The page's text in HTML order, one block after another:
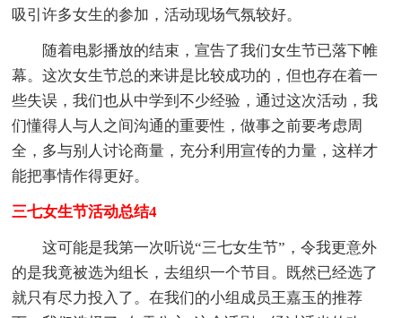
吸引许多女生的参加，活动现场气氛较好。
随着电影播放的结束，宣告了我们女生节已落下帷
幕。这次女生节总的来讲是比较成功的，但也存在着一
些失误，我们也从中学到不少经验，通过这次活动，我
们懂得人与人之间沟通的重要性，做事之前要考虑周
全，多与别人讨论商量，充分利用宣传的力量，这样才
能把事情作得更好。
三七女生节活动总结4
这可能是我第一次听说“三七女生节”，令我更意外
的是我竟被选为组长，去组织一个节目。既然已经选了
就只有尽力投入了。在我们的小组成员王嘉玉的推荐